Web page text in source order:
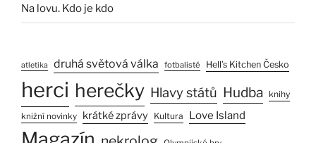
Na lovu. Kdo je kdo
atletika druhá světová válka fotbalisté Hell’s Kitchen Česko
herci herečky Hlavy států Hudba knihy
knižní novinky krátké zprávy Kultura Love Island